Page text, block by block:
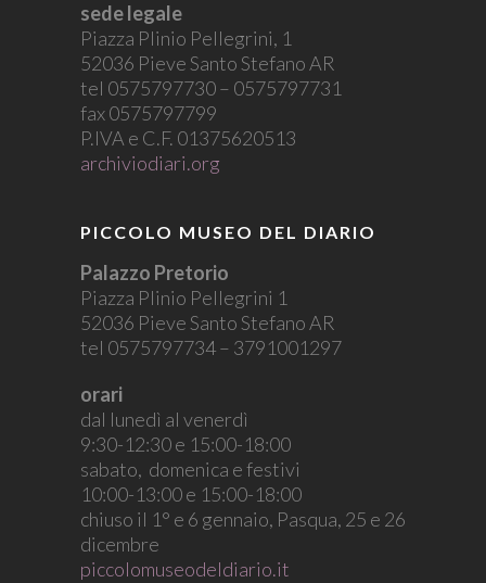
sede legale
Piazza Plinio Pellegrini, 1
52036 Pieve Santo Stefano AR
tel 0575797730 – 0575797731
fax 0575797799
P.IVA e C.F. 01375620513
archiviodiari.org
PICCOLO MUSEO DEL DIARIO
Palazzo Pretorio
Piazza Plinio Pellegrini 1
52036 Pieve Santo Stefano AR
tel 0575797734 – 3791001297
orari
dal lunedì al venerdì
9:30-12:30 e 15:00-18:00
sabato, domenica e festivi
10:00-13:00 e 15:00-18:00
chiuso il 1° e 6 gennaio, Pasqua, 25 e 26
dicembre
piccolomuseodeldiario.it